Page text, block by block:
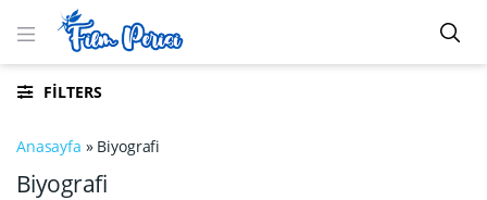
FILTERS
Anasayfa » Biyografi
Biyografi